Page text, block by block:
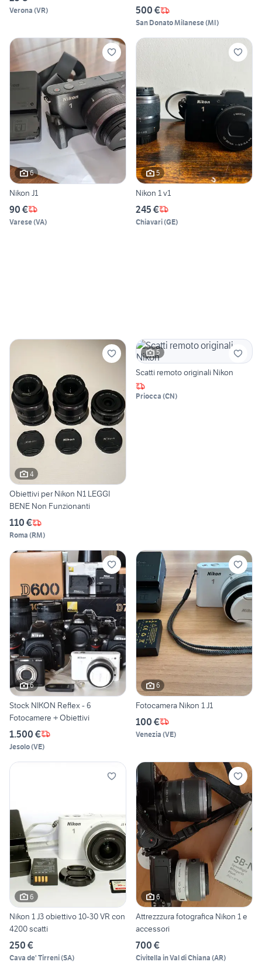
Verona (VR) 500 €
San Donato Milanese(MI)
6
Nikon J1
90 €
Varese(VA)
5
Nikon 1 v1
245 €
Chiavari(GE)
4
Obiettivi per Nikon N1 LEGGI
BENE Non Funzionanti
110 €
Roma (RM)
5
Scatti remoto originali Nikon
Priocca (CN)
6
Stock NIKON Reflex - 6
Fotocamere + Obiettivi
1.500 €
Jesolo(VE)
6
Fotocamera Nikon 1 J1
100 €
Venezia (VE)
6
Nikon 1 J3 obiettivo 10-30 VR con
4200 scatti
250 €
Cava de' Tirreni(SA)
6
Attrezzzura fotografica Nikon 1 e
accessori
700 €
Civitella in Val di Chiana (AR)